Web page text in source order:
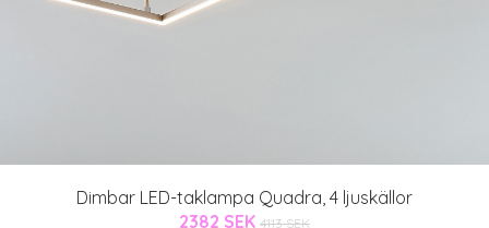
Dimbar LED-taklampa Quadra, 4 ljuskällor
2382 SEK 4113 SEK